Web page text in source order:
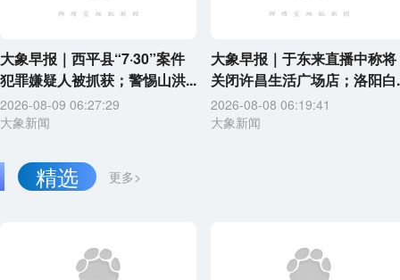
大象早报｜西平县“7·30”案件
犯罪嫌疑人被抓获；警惕山洪...
2026-08-09 06:27:29
大象新闻
大象早报｜于东来直播中称将
关闭许昌生活广场店；洛阳白
2026-08-08 06:19:41
大象新闻
更多>
精选